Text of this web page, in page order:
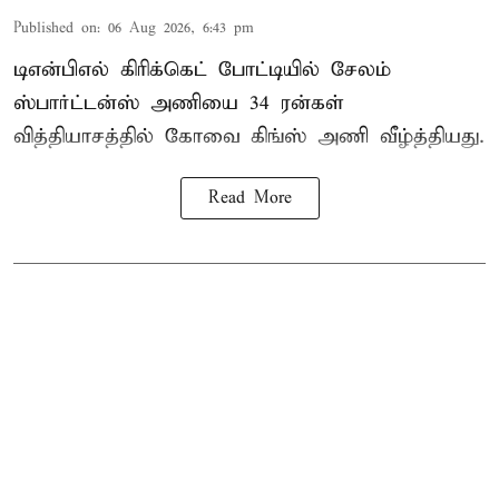
Published on: 06 Aug 2026, 6:43 pm
டிஎன்பிஎல் கிரிக்கெட் போட்டியில் சேலம்
ஸ்பார்ட்டன்ஸ் அணியை 34 ரன்கள்
வித்தியாசத்தில் கோவை கிங்ஸ் அணி வீழ்த்தியது.
Read More